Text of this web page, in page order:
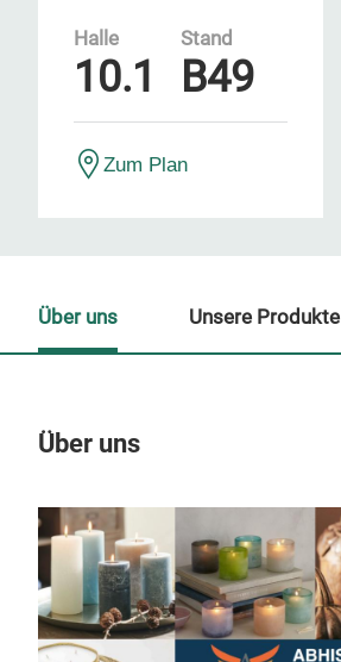
Halle
10.1
Stand
B49
Zum Plan
Über uns
Über uns Unsere Produkte